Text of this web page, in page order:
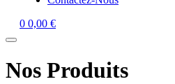
0 0,00 €
Nos Produits